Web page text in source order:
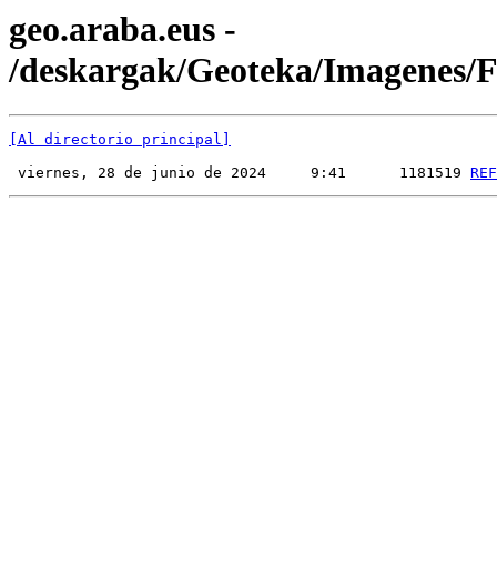
geo.araba.eus -
/deskargak/Geoteka/Imagenes/
[Al directorio principal]
viernes, 28 de junio de 2024     9:41      1181519